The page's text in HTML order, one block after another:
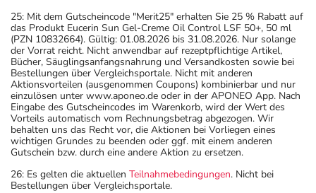
25: Mit dem Gutscheincode "Merit25" erhalten Sie 25 % Rabatt auf
das Produkt Eucerin Sun Gel-Creme Oil Control LSF 50+, 50 ml
(PZN 10832664). Gültig: 01.08.2026 bis 31.08.2026. Nur solange
der Vorrat reicht. Nicht anwendbar auf rezeptpflichtige Artikel,
Bücher, Säuglingsanfangsnahrung und Versandkosten sowie bei
Bestellungen über Vergleichsportale. Nicht mit anderen
Aktionsvorteilen (ausgenommen Coupons) kombinierbar und nur
einzulösen unter www.aponeo.de oder in der APONEO App. Nach
Eingabe des Gutscheincodes im Warenkorb, wird der Wert des
Vorteils automatisch vom Rechnungsbetrag abgezogen. Wir
behalten uns das Recht vor, die Aktionen bei Vorliegen eines
wichtigen Grundes zu beenden oder ggf. mit einem anderen
Gutschein bzw. durch eine andere Aktion zu ersetzen.
26: Es gelten die aktuellen Teilnahmebedingungen. Nicht bei
Bestellungen über Vergleichsportale.